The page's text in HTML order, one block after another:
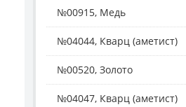
№00915, Медь
№04044, Кварц (аметист)
№00520, Золото
№04047, Кварц (аметист)